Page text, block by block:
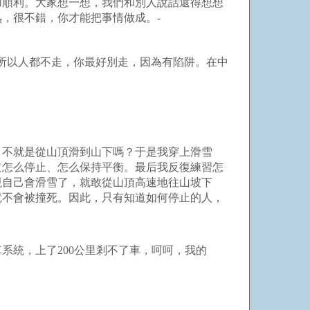
利。大家想一想，我們和別人說話還得想想
很不錯，你才能把事情做成。-
人都不走，你最好別走，因為有陷阱。在中
是從山頂滑到山下嗎？于是我穿上滑雪
么停止、怎么保持平衡。最后我反復練習怎
己會滑雪了，就敢從山頂高速地往山坡下
會被撞死。因此，只有知道如何停止的人，
統，上了200公里剎不了車，呵呵，我的